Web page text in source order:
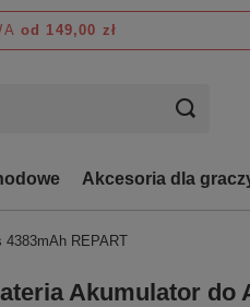
od 149,00 zł
Akcesoria dla
4383mAh REPART
Akumulator do